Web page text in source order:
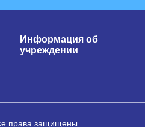
Информация об
учреждении
права защищены